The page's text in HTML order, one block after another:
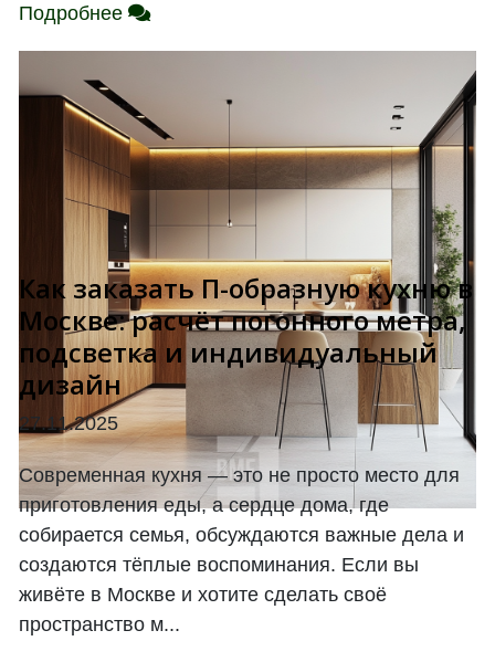
Подробнее
Как заказать П-образную кухню в
Москве: расчёт погонного метра,
подсветка и индивидуальный
дизайн
27.11.2025
Современная кухня — это не просто место для
приготовления еды, а сердце дома, где
собирается семья, обсуждаются важные дела и
создаются тёплые воспоминания. Если вы
живёте в Москве и хотите сделать своё
пространство м...